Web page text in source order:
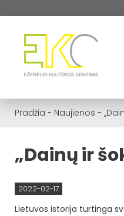
Pradžia - Naujienos -
„Dainų ir
2022-02-17
Lietuvos istorija turtinga